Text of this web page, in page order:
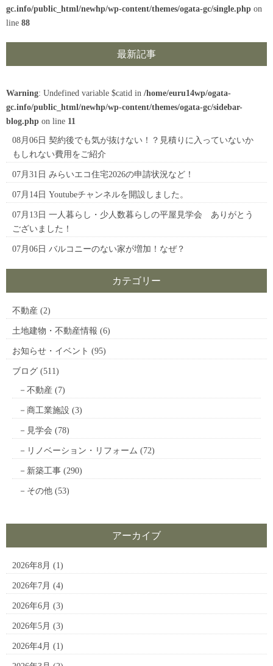
gc.info/public_html/newhp/wp-content/themes/ogata-gc/single.php on
line 88
最新記事
Warning: Undefined variable $catid in /home/euru14wp/ogata-
gc.info/public_html/newhp/wp-content/themes/ogata-gc/sidebar-
blog.php on line 11
08月06日 契約後でも気が抜けない！？見積りに入っていないか
もしれない費用をご紹介
07月31日 みらいエコ住宅2026の申請状況など！
07月14日 Youtubeチャンネルを開設しました。
07月13日 一人暮らし・少人数暮らしの平屋見学会 ありがとう
ございました！
07月06日 バルコニーのない家が増加！なぜ？
カテゴリー
不動産 (2)
土地建物・不動産情報 (6)
お知らせ・イベント (95)
ブログ (511)
不動産 (7)
商工業施設 (3)
見学会 (78)
リノベーション・リフォーム (72)
新築工事 (290)
その他 (53)
アーカイブ
2026年8月 (1)
2026年7月 (4)
2026年6月 (3)
2026年5月 (3)
2026年4月 (1)